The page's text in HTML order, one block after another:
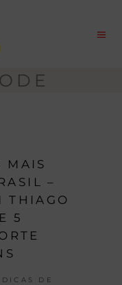
MAIS
–
THIAGO
5
DICAS DE